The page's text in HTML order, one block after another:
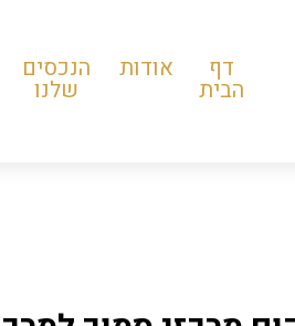
דף
הבית
אודות הנכסים
שלנו